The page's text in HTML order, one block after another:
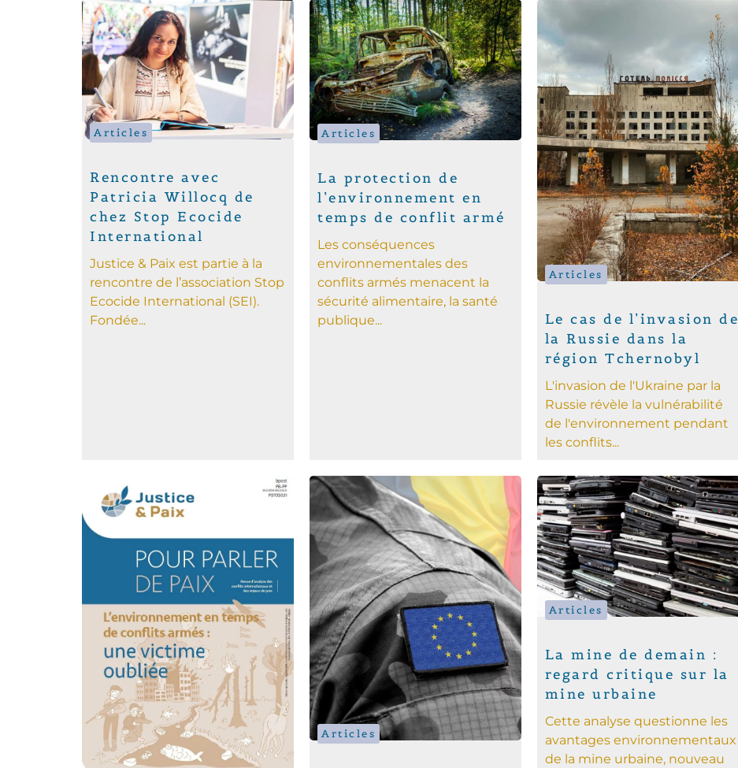
Articles
Rencontre avec
Patricia Willocq de
chez Stop Ecocide
International
Justice & Paix est partie à la
rencontre de l’association Stop
Ecocide International (SEI).
Fondée...
Articles
La protection de
l’environnement en
temps de conflit armé
Les conséquences
environnementales des
conflits armés menacent la
sécurité alimentaire, la santé
publique...
Articles
Le cas de l’invasion de
la Russie dans la
région Tchernobyl
L'invasion de l'Ukraine par la
Russie révèle la vulnérabilité
de l'environnement pendant
les conflits...
Articles
Articles
La mine de demain :
regard critique sur la
mine urbaine
Cette analyse questionne les
avantages environnementaux
de la mine urbaine, nouveau